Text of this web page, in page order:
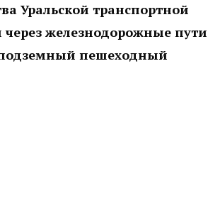
Уральской транспортной
через железнодорожные пути
пешеходный